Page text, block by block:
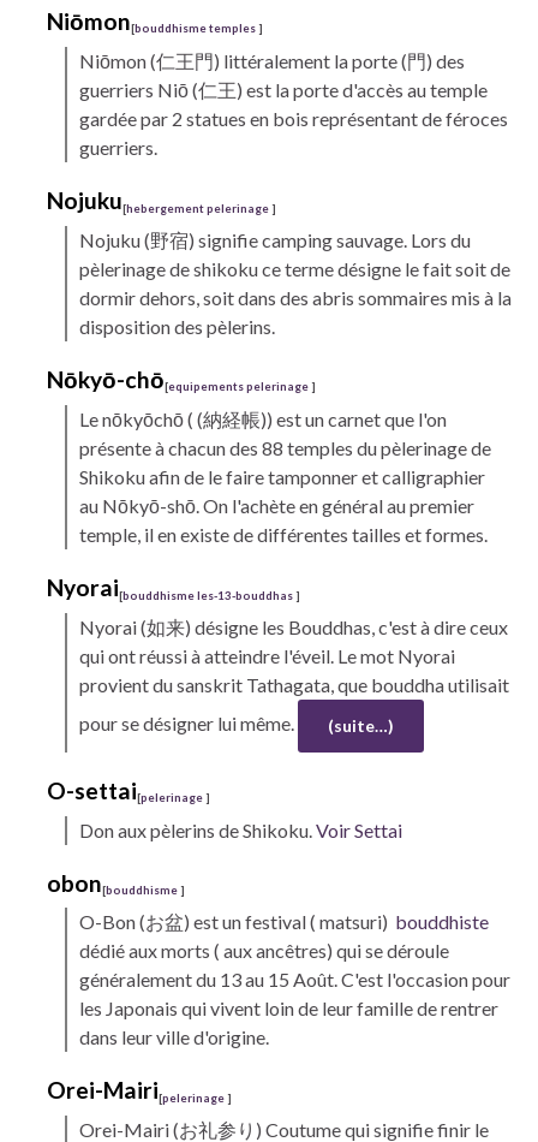
Niōmon[bouddhisme temples]
Niōmon(仁王門) littéralement la porte (門) des
guerriers Niō (仁王) est la porte d'accès au temple
gardée par 2 statues en bois représentant de féroces
guerriers.
Nojuku[hebergement pelerinage]
Nojuku(野宿) signifie camping sauvage. Lors du
pèlerinage deshikokuce terme désigne le fait soit de
dormir dehors, soit dans des abris sommaires mis à la
disposition des pèlerins.
Nōkyō-chō[equipements pelerinage]
Lenōkyōchō( (納経帳)) est un carnet que l'on
présente à chacun des 88 temples du pèlerinage de
Shikokuafin de le faire tamponner et calligraphier
au Nōkyō-shō. On l'achète en général au premier
temple, il en existe de différentes tailles et formes.
Nyorai[bouddhisme les-13-bouddhas]
Nyorai(如来) désigne les Bouddhas, c'est à dire ceux
qui ont réussi à atteindre l'éveil. Le mot Nyorai
provient du sanskrit Tathagata, que bouddha utilisait
pour se désigner lui même.
(suite…)
O-settai [pelerinage]
Don aux pèlerins deShikoku. VoirSettai
obon[bouddhisme]
O-Bon (お盆) est un festival ( matsuri) bouddhiste
dédié aux morts ( aux ancêtres) qui se déroule
généralement du 13 au 15 Août. C'est l'occasion pour
les Japonais qui vivent loin de leur famille de rentrer
dans leur ville d'origine.
Orei-Mairi[pelerinage]
Orei-Mairi(お礼参り) Coutume qui signifie finir le